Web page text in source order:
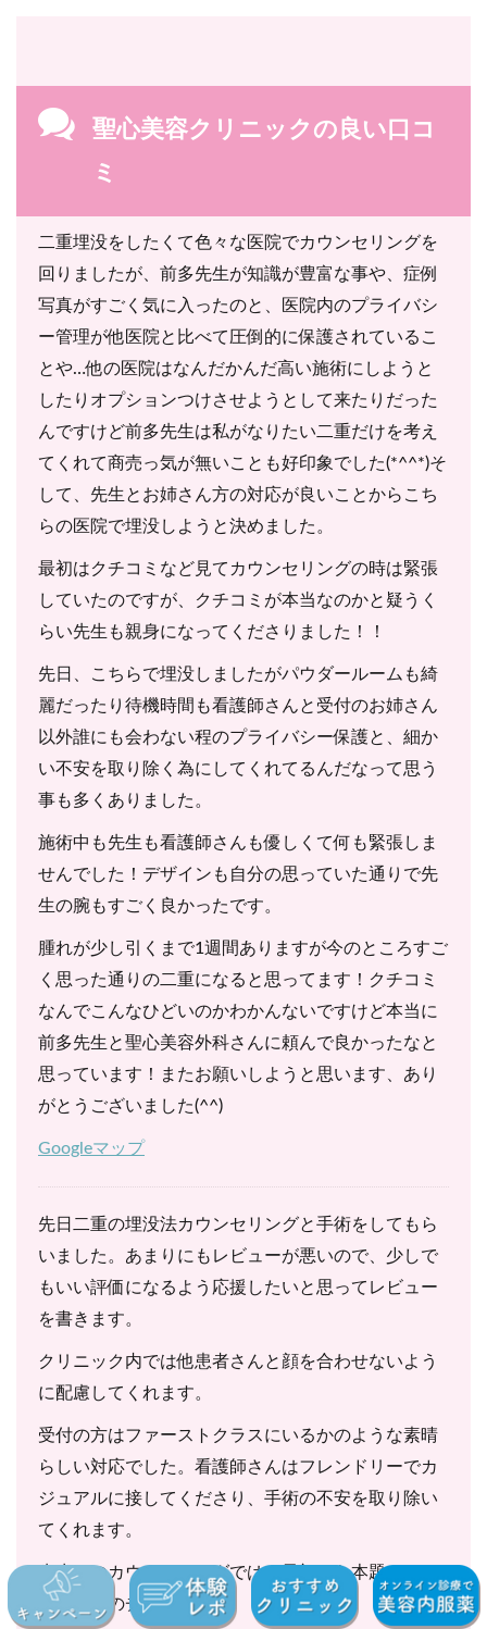
聖心美容クリニックの良い口コ
ミ
二重埋没をしたくて色々な医院でカウンセリングを
回りましたが、前多先生が知識が豊富な事や、症例
写真がすごく気に入ったのと、医院内のプライバシ
ー管理が他医院と比べて圧倒的に保護されているこ
とや…他の医院はなんだかんだ高い施術にしようと
したりオプションつけさせようとして来たりだった
んですけど前多先生は私がなりたい二重だけを考え
てくれて商売っ気が無いことも好印象でした(*^^*)そ
して、先生とお姉さん方の対応が良いことからこち
らの医院で埋没しようと決めました。
最初はクチコミなど見てカウンセリングの時は緊張
していたのですが、クチコミが本当なのかと疑うく
らい先生も親身になってくださりました！！
先日、こちらで埋没しましたがパウダールームも綺
麗だったり待機時間も看護師さんと受付のお姉さん
以外誰にも会わない程のプライバシー保護と、細か
い不安を取り除く為にしてくれてるんだなって思う
事も多くありました。
施術中も先生も看護師さんも優しくて何も緊張しま
せんでした！デザインも自分の思っていた通りで先
生の腕もすごく良かったです。
腫れが少し引くまで1週間ありますが今のところすご
く思った通りの二重になると思ってます！クチコミ
なんでこんなひどいのかわかんないですけど本当に
前多先生と聖心美容外科さんに頼んで良かったなと
思っています！またお願いしようと思います、あり
がとうございました(^^)
Googleマップ
先日二重の埋没法カウンセリングと手術をしてもら
いました。あまりにもレビューが悪いので、少しで
もいい評価になるよう応援したいと思ってレビュー
を書きます。
クリニック内では他患者さんと顔を合わせないよう
に配慮してくれます。
受付の方はファーストクラスにいるかのような素晴
らしい対応でした。看護師さんはフレンドリーでカ
ジュアルに接してくださり、手術の不安を取り除い
てくれます。
先生とのカウンセリングでは、最初から本題にはい
りまぶたのチェックをし